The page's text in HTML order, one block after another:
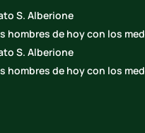
S. Alberione
hombres de hoy con los
S. Alberione
hombres de hoy con los